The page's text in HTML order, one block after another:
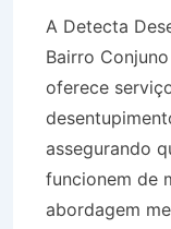
A Detecta
Bairro
oferece
assegurando
funcionem de
abordagem